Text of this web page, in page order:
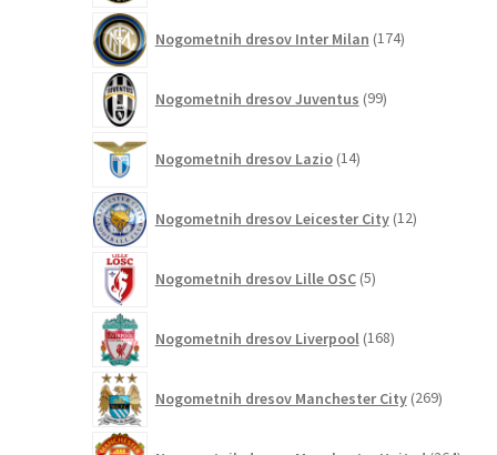
Nogometnih dresov Inter Milan 174izdelkov
Nogometnih dresov Juventus 99izdelkov
Nogometnih dresov Lazio 14izdelkov
Nogometnih dresov Leicester City 12izdelkov
Nogometnih dresov Lille OSC 5izdelkov
Nogometnih dresov Liverpool 168izdelkov
Nogometnih dresov Manchester City 269izdelkov